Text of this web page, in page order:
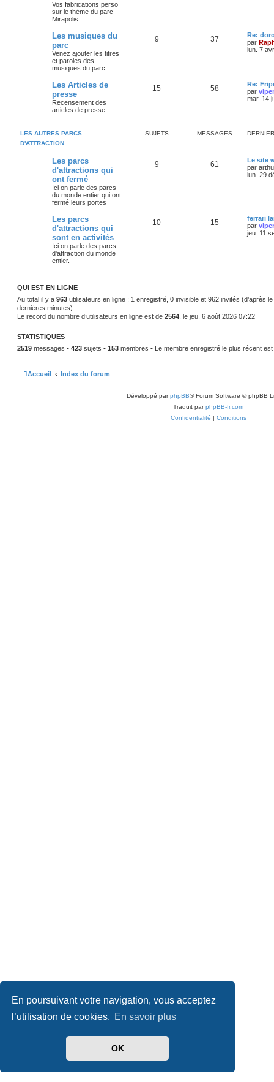
En poursuivant votre navigation, vous acceptez
l’utilisation de cookies. En savoir plus
OK
Vos fabrications perso
sur le thème du parc
Mirapolis
Les musiques du
parc
Venez ajouter les titres
et paroles des
musiques du parc
9 37
Re:
par
lun. 7
Les Articles de
presse
Recensement des
articles de presse.
15 58
Re:
par
mar. 14
LES AUTRES PARCS
D'ATTRACTION
SUJETS MESSAGES
Les parcs
d'attractions qui
ont fermé
Ici on parle des parcs
du monde entier qui ont
fermé leurs portes
9 61
Le site
par
lun. 29
Les parcs
d'attractions qui
sont en activités
Ici on parle des parcs
d'attraction du monde
entier.
10 15
ferrari
par
jeu. 11
QUI EST EN LIGNE
Au total il y a 963 utilisateurs en ligne : 1 enregistré, 0 invisible et 962 invités (d’après
dernières minutes)
Le record du nombre d’utilisateurs en ligne est de 2564 , le jeu. 6 août 2026 07:22
STATISTIQUES
2519 messages • 423 sujets • 153 membres • Le membre enregistré le plus récent est
Accueil Index du forum
Développé parphpBB® Forum Software © phpBB
Traduit parphpBB-fr.com
Confidentialité | Conditions